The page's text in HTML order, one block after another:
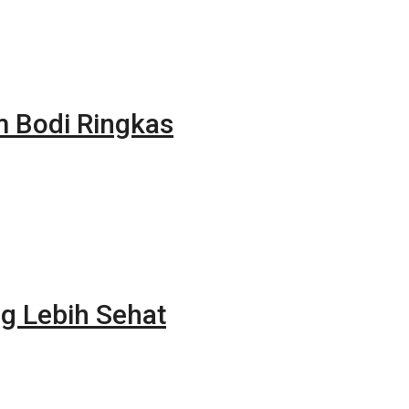
Bodi Ringkas
Lebih Sehat